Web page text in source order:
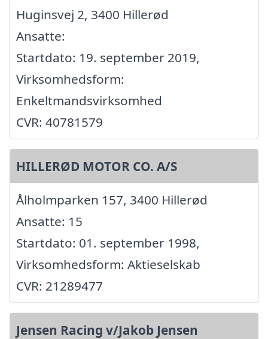
Huginsvej 2, 3400 Hillerød
Ansatte:
Startdato: 19. september 2019,
Virksomhedsform:
Enkeltmandsvirksomhed
CVR: 40781579
HILLERØD MOTOR CO. A/S
Ålholmparken 157, 3400 Hillerød
Ansatte: 15
Startdato: 01. september 1998,
Virksomhedsform: Aktieselskab
CVR: 21289477
Jensen Racing v/Jakob Jensen